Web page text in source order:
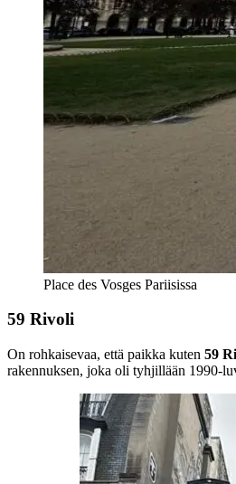
Place des Vosges Pariisissa
59 Rivoli
On rohkaisevaa, että paikka kuten 59
rakennuksen, joka oli tyhjillään 1990-